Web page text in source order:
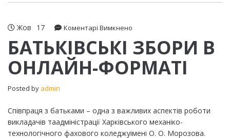
Жов 17 Коментарі Вимкнено
ЗБОРИ
В
ОНЛАЙН-
БАТЬКІВСЬКІ ЗБОРИ В
ОНЛАЙН-ФОРМАТІ
Posted by admin
Співпраця з батьками – одна з важливих аспектів роботи
викладачів таадміністрації Харківського механіко-
технологічного фахового коледжуімені О. О. Морозова.